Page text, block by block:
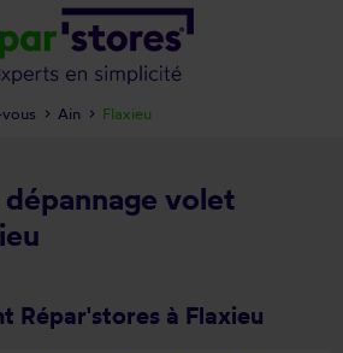
volet
Répar'stores à Flaxieu
vous Ain Flaxieu